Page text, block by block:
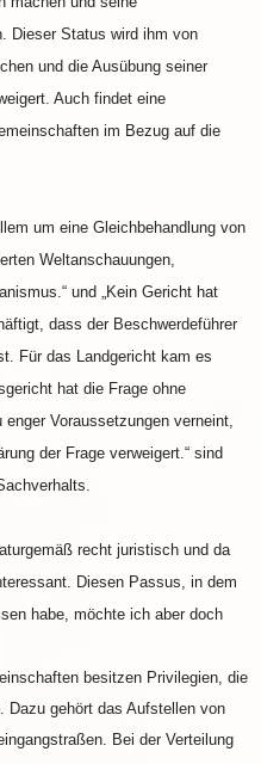
Dieser Status wird ihm von
und die Ausübung seiner
Auch findet eine
im Bezug auf die
um eine Gleichbehandlung von
Weltanschauungen,
und „Kein Gericht hat
dass der Beschwerdeführer
Für das Landgericht kam es
hat die Frage ohne
Voraussetzungen verneint,
der Frage verweigert.“ sind
recht juristisch und da
Diesen Passus, in dem
habe, möchte ich aber doch
besitzen Privilegien, die
Dazu gehört das Aufstellen von
Bei der Verteilung